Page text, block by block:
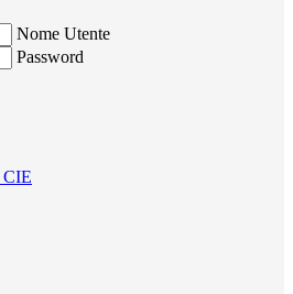
Nome Utente
Password
CIE